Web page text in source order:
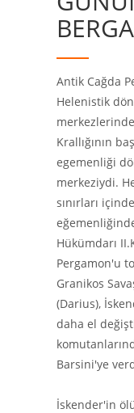
Tiyatro
Kozak
TRT
Havaları
Allionia
Camiler
Hanlar
Kermes
Antik Cağda
Helenistik
Krallığının
egemenliği
merkeziydi.
sınırları
Hükümdarı
Pergamon'u
Granikos
(Darius),
daha el
Barsini'ye
İskender'in